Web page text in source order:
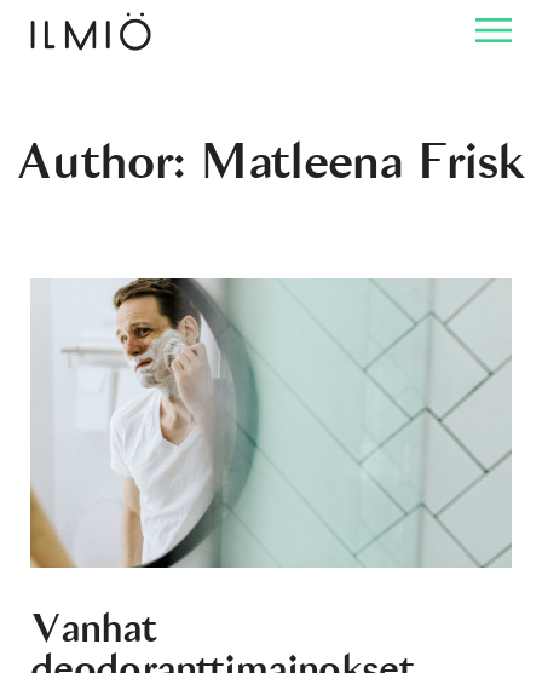
Author: Matleena Frisk
Vanhat